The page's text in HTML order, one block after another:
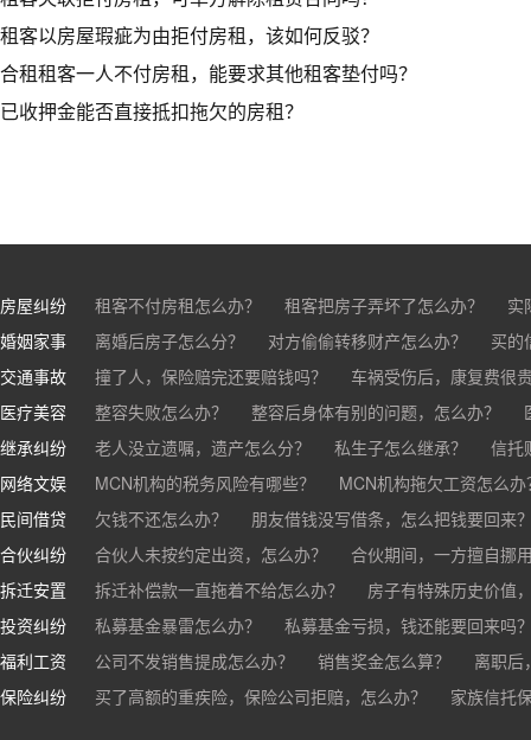
租客以房屋瑕疵为由拒付房租，该如何反驳？
合租租客一人不付房租，能要求其他租客垫付吗？
已收押金能否直接抵扣拖欠的房租？
房屋纠纷 租客不付房租怎么办？ 租客把房子弄坏了怎么办？
实
房东不退押金怎么办？
买房的定金能退吗？ 买的房子
婚姻家事 离婚后房子怎么分？ 对方偷偷转移财产怎么办？
买的
离婚了公司股权怎么处理？
离婚后财产怎么分？
交通事故 撞了人，保险赔完还要赔钱吗？
车祸受伤后，康复费很
交通事故中，医保和对方赔偿能同时拿吗？
车祸导致人
医疗美容 整容失败怎么办？ 整容后身体有别的问题，怎么办？
医美机构宣传的与实际结果不符怎么办？
医疗事故怎么
医疗器械出问题，怎么办？
继承纠纷 老人没立遗嘱，遗产怎么分？ 私生子怎么继承？
信托
基金怎么继承？
股票怎么继承？
网络文娱 MCN机构的税务风险有哪些？
MCN机构拖欠工资怎么办
抖音账号归谁？
民间借贷 欠钱不还怎么办？
朋友借钱没写借条，怎么把钱要回来
帮人担保借款，对方不还，我要承担全部责任吗？
合伙纠纷 合伙人未按约定出资，怎么办？
合伙期间，一方擅自挪
和合伙人有矛盾，怎么办？
拆迁安置 拆迁补偿款一直拖着不给怎么办？
房子有特殊历史价值
投资纠纷
私募基金暴雷怎么办？
私募基金亏损，钱还能要回来吗
福利工资
公司不发销售提成怎么办？ 销售奖金怎么算？
离职后
销售目标未完成，公司有权不发提成和奖金吗？
公司变
保险纠纷 买了高额的重疾险，保险公司拒赔，怎么办？
家族信托